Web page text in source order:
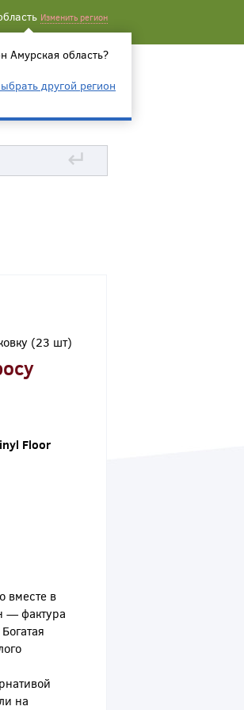
Изменить регион
Амурская область?
другой регион
↵
(23 шт)
Floor
вместе в
— фактура
на